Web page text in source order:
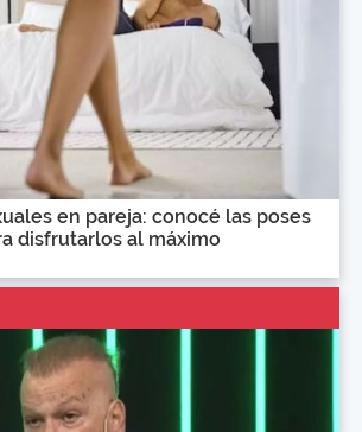
en pareja: conocé las poses
disfrutarlos al máximo